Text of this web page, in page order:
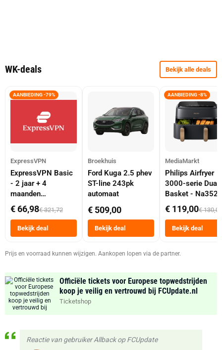
WK-deals Bekijk alle deals
AANBIEDING -79%
ExpressVPN
ExpressVPN Basic
- 2 jaar + 4
maanden
abonnement
€ 66,98€ 321,72
Bekijk deal
Broekhuis
Ford Kuga 2.5 phev
ST-line 243pk
automaat
€ 509,00
Bekijk deal
AANBIEDING -8%
MediaMarkt
Philips Airfryer
3000-serie Dual
Basket -
Dubbele Mand 9
Tot 6 Personen
Heteluchtfriteuse
Zwart
€ 119,00€ 130,00
Bekijk deal
Prijs en voorraad kunnen wijzigen. Aankopen lopen via de partner.
Officiële tickets voor Europese topwedstrijden
koop je veilig en vertrouwd bij FCUpdate.nl
Ticketshop
Reactie van gebruiker Allback op FCUpdate